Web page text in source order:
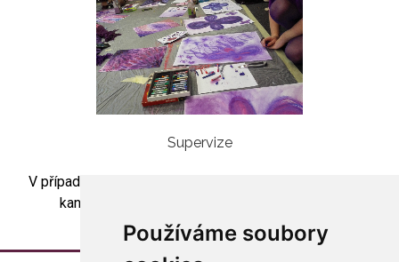
Používáme soubory
Supervize
V případě zájmu o skupinovou artesupervizi kontaktujte
kancelář asociace (